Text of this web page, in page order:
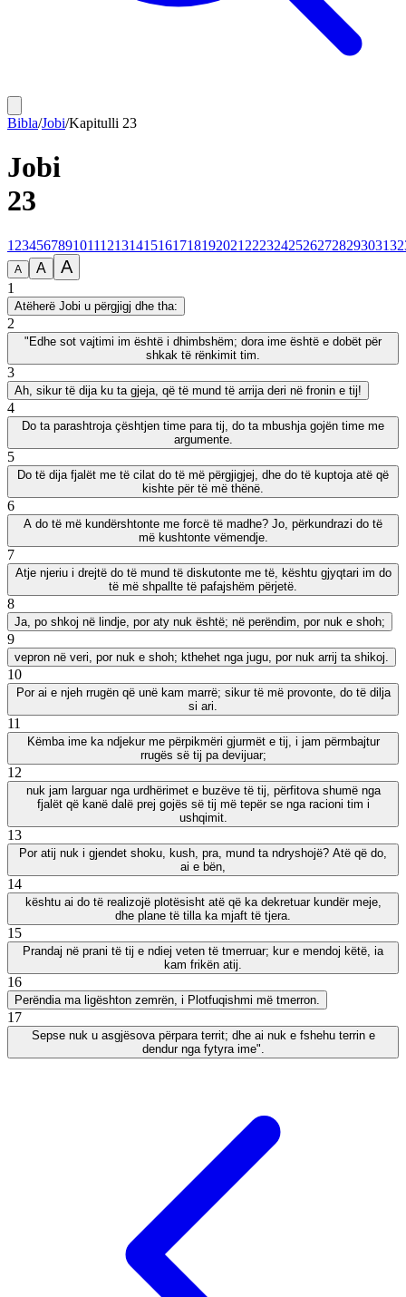
Bibla/Jobi/Kapitulli 23
Jobi
23
1 23456789101112131415161718192021 2223242526272829303132
A A A
1
Atëherë Jobi u përgjigj dhe tha:
2
"Edhe sot vajtimi im është i dhimbshëm; dora ime është e dobët për
shkak të rënkimit tim.
3
Ah, sikur të dija ku ta gjeja, që të mund të arrija deri në fronin e tij!
4
Do ta parashtroja çështjen time para tij, do ta mbushja gojën time me
argumente.
5
Do të dija fjalët me të cilat do të më përgjigjej, dhe do të kuptoja atë që
kishte për të më thënë.
6
A do të më kundërshtonte me forcë të madhe? Jo, përkundrazi do të
më kushtonte vëmendje.
7
Atje njeriu i drejtë do të mund të diskutonte me të, kështu gjyqtari im do
të më shpallte të pafajshëm përjetë.
8
Ja, po shkoj në lindje, por aty nuk është; në perëndim, por nuk e shoh;
9
vepron në veri, por nuk e shoh; kthehet nga jugu, por nuk arrij ta shikoj.
10
Por ai e njeh rrugën që unë kam marrë; sikur të më provonte, do të dilja
si ari.
11
Këmba ime ka ndjekur me përpikmëri gjurmët e tij, i jam përmbajtur
rrugës së tij pa devijuar;
12
nuk jam larguar nga urdhërimet e buzëve të tij, përfitova shumë nga
fjalët që kanë dalë prej gojës së tij më tepër se nga racioni tim i
ushqimit.
13
Por atij nuk i gjendet shoku, kush, pra, mund ta ndryshojë? Atë që do,
ai e bën,
14
kështu ai do të realizojë plotësisht atë që ka dekretuar kundër meje,
dhe plane të tilla ka mjaft të tjera.
15
Prandaj në prani të tij e ndiej veten të tmerruar; kur e mendoj këtë, ia
kam frikën atij.
16
Perëndia ma ligështon zemrën, i Plotfuqishmi më tmerron.
17
Sepse nuk u asgjësova përpara territ; dhe ai nuk e fshehu terrin e
dendur nga fytyra ime".